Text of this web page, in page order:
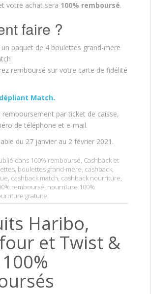
votre achat sera 100% remboursé.
faire ?
paquet de 4 boulettes grand-mère
remboursé sur votre carte de fidélité
Match.
remboursement par ticket de caisse,
de téléphone et e-mail.
du 27 janvier au 2 février 2021.
dans 100% remboursé, Cashback et
, boulettes grand-mère, cashback,
, cashback match, cashback nourriture,
remboursé, nourriture 100%
gratuite.
Haribo,
et Twist &